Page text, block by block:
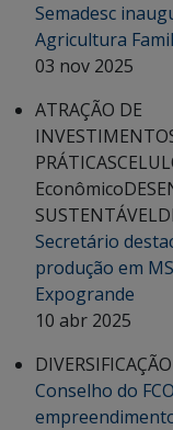
Semadesc
Agricultura
03 nov 2025
ATRAÇÃO DE
PRÁTICAS
Econômico
SUSTENTÁVEL
Secretário
produção em
Expogrande
10 abr 2025
Conselho do